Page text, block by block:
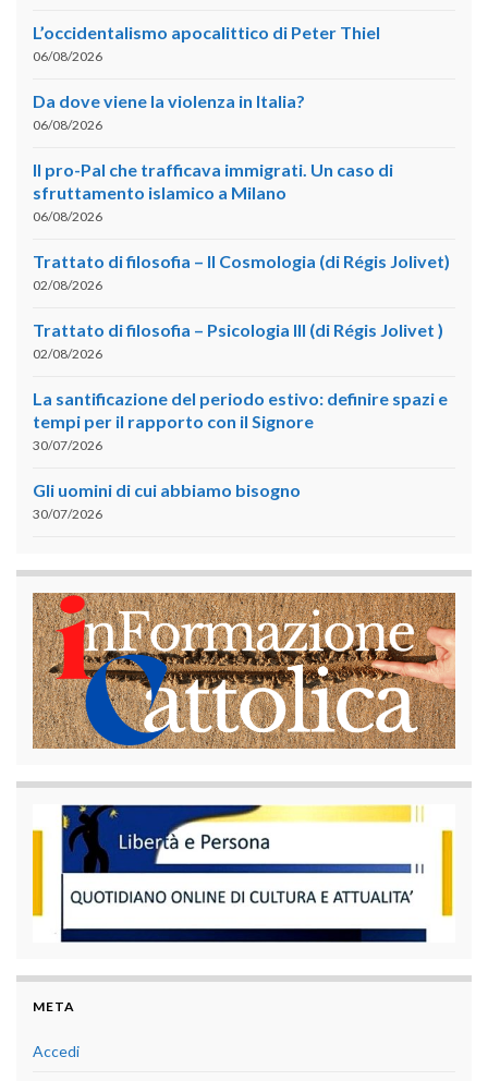
L’occidentalismo apocalittico di Peter Thiel
06/08/2026
Da dove viene la violenza in Italia?
06/08/2026
Il pro-Pal che trafficava immigrati. Un caso di
sfruttamento islamico a Milano
06/08/2026
Trattato di filosofia – II Cosmologia (di Régis Jolivet)
02/08/2026
Trattato di filosofia – Psicologia III (di Régis Jolivet )
02/08/2026
La santificazione del periodo estivo: definire spazi e
tempi per il rapporto con il Signore
30/07/2026
Gli uomini di cui abbiamo bisogno
30/07/2026
META
Accedi